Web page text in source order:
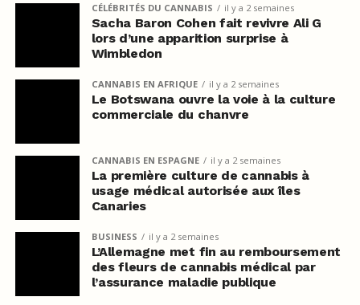
CÉLÉBRITÉS DU CANNABIS il y a 2 semaines
Sacha Baron Cohen fait revivre Ali G
lors d’une apparition surprise à
Wimbledon
CANNABIS EN AFRIQUE il y a 2 semaines
Le Botswana ouvre la voie à la culture
commerciale du chanvre
CANNABIS EN ESPAGNE il y a 2 semaines
La première culture de cannabis à
usage médical autorisée aux îles
Canaries
BUSINESS il y a 2 semaines
L’Allemagne met fin au remboursement
des fleurs de cannabis médical par
l’assurance maladie publique